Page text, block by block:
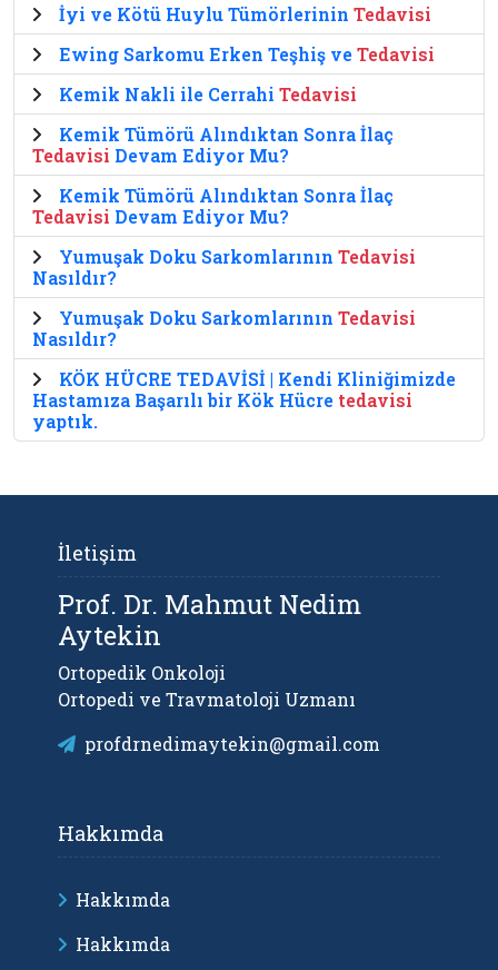
İyi ve Kötü Huylu Tümörlerinin Tedavisi
Ewing Sarkomu Erken Teşhiş veTedavisi
Kemik Nakli ile Cerrahi Tedavisi
Kemik Tümörü Alındıktan Sonra İlaç
Tedavisi Devam Ediyor Mu?
Kemik Tümörü Alındıktan Sonra İlaç
Tedavisi Devam Ediyor Mu?
Yumuşak Doku Sarkomlarının Tedavisi
Nasıldır?
Yumuşak Doku Sarkomlarının Tedavisi
Nasıldır?
KÖK HÜCRE TEDAVİSİ | Kendi Kliniğimizde
Hastamıza Başarılı bir Kök Hücre tedavisi
yaptık.
İletişim
Prof. Dr. Mahmut Nedim
Aytekin
Ortopedik Onkoloji
Ortopedi ve Travmatoloji Uzmanı
profdrnedimaytekin@gmail.com
Hakkımda
Hakkımda
Hakkımda